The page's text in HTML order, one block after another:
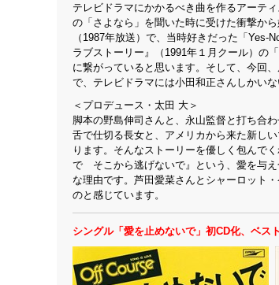
テレビドラマにかかるべき曲を作るアーテ
の「さよなら」を聞いた時に受けた衝撃か
（1987年放送）で、当時好きだった「
ラブストーリー』（1991年１月クール）の
に繋がっていると思います。そして、今回
で、テレビドラマには小田和正さんしかい
＜プロデュース・太田 大＞
脚本の野島伸司さんと、永山監督と打ち合
舌で仕切る長女と、アメリカから来た新し
ります。そんなストーリーを優しく包んで
で そこから逃げないで』という、愛を与え
な理由です。芦田愛菜さんとシャーロット
のと感じています。
シングル「愛を止めないで」初CD化、ベス